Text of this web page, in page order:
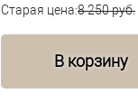
Старая цена:8 250 руб.
В корзину